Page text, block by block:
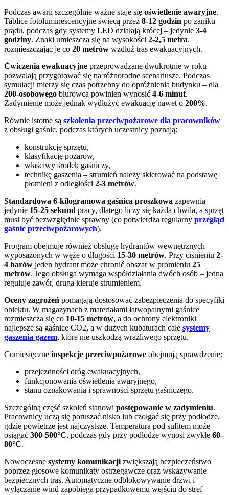
Podczas awarii szczególnie ważne staje się oświetlenie awaryjne.
Tablice fotoluminescencyjne świecą przez 8-12 godzin po zaniku
prądu, podczas gdy systemy LED działają krócej – jedynie 3-4
godziny. Znaki umieszcza się na wysokości 2-2,5 metra,
rozmieszczając je co 20 metrów wzdłuż tras ewakuacyjnych.
Ćwiczenia ewakuacyjne przeprowadzane dwukrotnie w roku
pozwalają przygotować się na różnorodne scenariusze. Podczas
symulacji mierzy się czas potrzebny do opróżnienia budynku – dla
200-osobowego biurowca powinien wynosić 4-6 minut.
Zadymienie może jednak wydłużyć ewakuację nawet o 200%.
Równie istotne są szkolenia przeciwpożarowe dla pracowników
z obsługi gaśnic, podczas których uczestnicy poznają:
konstrukcję sprzętu,
klasyfikację pożarów,
właściwy środek gaśniczy,
technikę gaszenia – strumień należy skierować na podstawę
płomieni z odległości 2-3 metrów.
Standardowa 6-kilogramowa gaśnica proszkowa zapewnia
jedynie 15-25 sekund pracy, dlatego liczy się każda chwila, a sprzęt
musi być bezwzględnie sprawny (co potwierdza regularny przegląd
gaśnic przeciwpożarowych).
Program obejmuje również obsługę hydrantów wewnętrznych
wyposażonych w węże o długości 15-30 metrów. Przy ciśnieniu 2-
4 barów jeden hydrant może chronić obszar w promieniu 25
metrów. Jego obsługa wymaga współdziałania dwóch osób – jedna
reguluje zawór, druga kieruje strumieniem.
Oceny zagrożeń pomagają dostosować zabezpieczenia do specyfiki
obiektu. W magazynach z materiałami łatwopalnymi gaśnice
rozmieszcza się co 10-15 metrów, a do ochrony elektroniki
najlepsze są gaśnice CO2, a w dużych kubaturach całe systemy
gaszenia gazem, które nie uszkodzą wrażliwego sprzętu.
Comiesięczne inspekcje przeciwpożarowe obejmują sprawdzenie:
przejezdności dróg ewakuacyjnych,
funkcjonowania oświetlenia awaryjnego,
stanu oznakowania i sprawności sprzętu gaśniczego.
Szczególną część szkoleń stanowi postępowanie w zadymieniu.
Pracownicy uczą się poruszać nisko lub czołgać się przy podłodze,
gdzie powietrze jest najczystsze. Temperatura pod sufitem może
osiągać 300-500°C, podczas gdy przy podłodze wynosi zwykle 60-
80°C.
Nowoczesne systemy komunikacji zwiększają bezpieczeństwo
poprzez głosowe komunikaty ostrzegawcze oraz wskazywanie
bezpiecznych tras. Automatyczne odblokowywanie drzwi i
wyłączanie wind zapobiega przypadkowemu wejściu do stref